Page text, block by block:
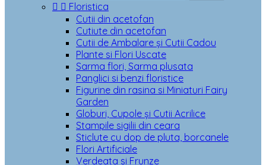
  Floristica
Cutii din acetofan
Cutiute din acetofan
Cutii de Ambalare și Cutii Cadou
Plante si Flori Uscate
Sarma flori, Sarma plusata
Panglici si benzi floristice
Figurine din rasina si Miniaturi Fairy
Garden
Globuri, Cupole și Cutii Acrilice
Stampile sigilii din ceara
Sticlute cu dop de pluta, borcanele
Flori Artificiale
Verdeata si Frunze